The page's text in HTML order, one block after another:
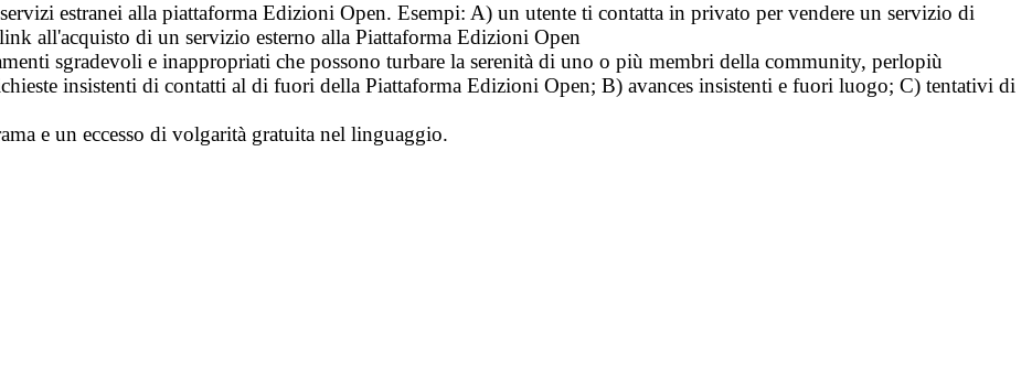
estranei alla piattaforma Edizioni Open. Esempi: A) un utente ti contatta in privato per vendere un servizio di
all'acquisto di un servizio esterno alla Piattaforma Edizioni Open
sgradevoli e inappropriati che possono turbare la serenità di uno o più membri della community, perlopiù
insistenti di contatti al di fuori della Piattaforma Edizioni Open; B) avances insistenti e fuori luogo; C) tentativi di
e un eccesso di volgarità gratuita nel linguaggio.